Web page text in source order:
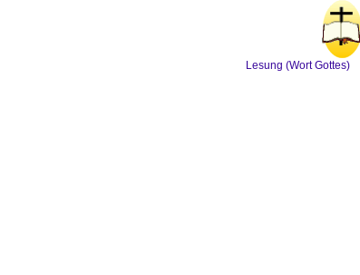
Lesung (Wort Gottes)